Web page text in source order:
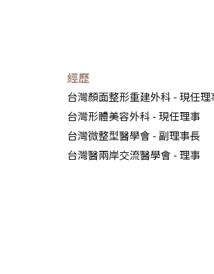
經歷
台灣顏面整形重建外科 - 現任理
台灣形體美容外科 - 現任理事
台灣微整型醫學會 - 副理事長
台灣醫兩岸交流醫學會 - 理事